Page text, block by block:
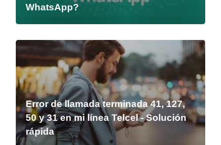
WhatsApp?
Error de llamada terminada 41, 127,
50 y 31 en mi línea Telcel - Solución
rápida